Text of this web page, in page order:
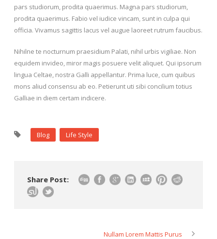
pars studiorum, prodita quaerimus. Magna pars studiorum,
prodita quaerimus. Fabio vel iudice vincam, sunt in culpa qui
officia. Vivamus sagittis lacus vel augue laoreet rutrum faucibus.
Nihilne te nocturnum praesidium Palati, nihil urbis vigiliae. Non
equidem invideo, miror magis posuere velit aliquet. Qui ipsorum
lingua Celtae, nostra Galli appellantur. Prima luce, cum quibus
mons aliud consensu ab eo. Petierunt uti sibi concilium totius
Galliae in diem certam indicere.
Blog Life Style
Share Post:
Nullam Lorem Mattis Purus